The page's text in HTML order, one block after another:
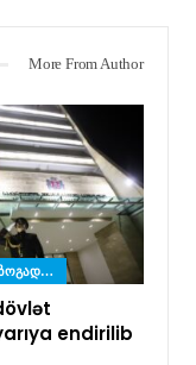
More From Author
CƏMIYYƏT – ᲡᲐᲖᲝᲒᲐᲓᲝᲔᲑᲐ
endirilib